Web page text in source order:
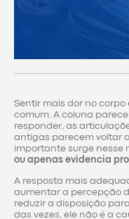
Sentir mais dor no
comum. A coluna
responder, as
antigas parecem voltar
importante surge nesse
ou apenas evidencia
A resposta mais
aumentar a percepção
reduzir a disposição
das vezes, ele não é a